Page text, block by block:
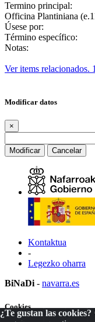
Termino principal:
Officina Plantiniana
Úsese por:
Término específico:
Notas:
Ver items relacionados. 1
Modificar datos
×
Modificar Cancelar
Kontaktua
-
Legezko oharra
BiNaDi - navarra.es
¿Te gustan las cookies?
Cookies